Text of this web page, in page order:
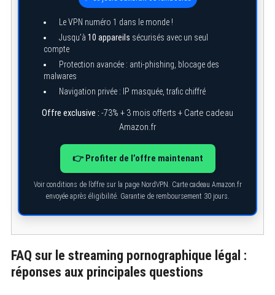
Le VPN numéro 1 dans le monde !
Jusqu’à 10 appareils sécurisés avec un seul
compte
Protection avancée : anti-phishing, blocage des
malwares
Navigation privée : IP masquée, trafic chiffré
Offre exclusive : -73% + 3 mois offerts + Carte cadeau
Amazon.fr
👉 Profiter de l’offre maintenant
Voir conditions de l’offre sur la page NordVPN. Carte cadeau Amazon.fr
envoyée après éligibilité. Garantie de remboursement 30 jours.
FAQ sur le streaming pornographique légal :
réponses aux principales questions
e